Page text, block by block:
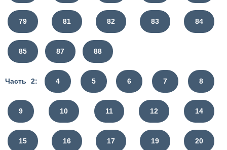
79 81 82 83 84
85 87 88
Часть 2: 4 5 6 7 8
9 10 11 12 14
15 16 17 19 20